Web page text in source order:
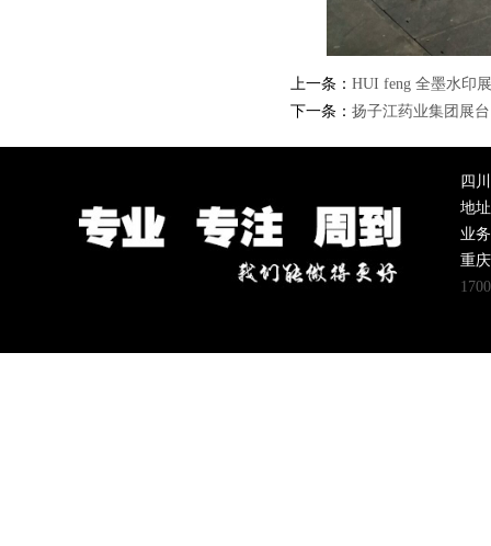
上一条： HUI feng 全墨水印
下一条： 扬子江药业集团展台
四
地
业
重